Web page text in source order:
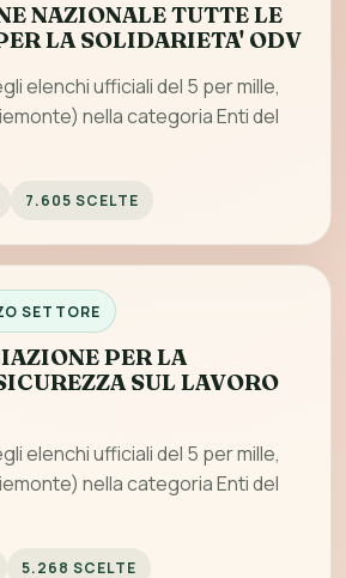
NAZIONALE TUTTE LE
LA SOLIDARIETA' ODV
elenchi ufficiali del 5 per mille,
nella categoria Enti del
7.605 SCELTE
SETTORE
PER LA
SUL LAVORO
elenchi ufficiali del 5 per mille,
nella categoria Enti del
5.268 SCELTE